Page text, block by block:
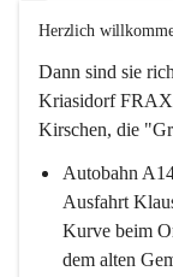
Herzlich
Dann sind sie
Kriasidorf
Kirschen, die
Autobahn
Ausfahrt
Kurve beim
dem alten